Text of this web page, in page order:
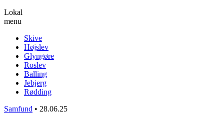
Lokal
menu
Skive
Højslev
Glyngøre
Roslev
Balling
Jebjerg
Rødding
Samfund • 28.06.25